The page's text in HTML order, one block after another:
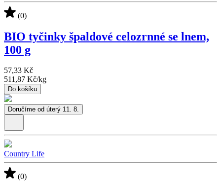
(0)
BIO tyčinky špaldové celozrnné se lnem,
100 g
57,33 Kč
511,87 Kč/kg
Do košíku
Doručíme od úterý 11. 8.
Country Life
(0)